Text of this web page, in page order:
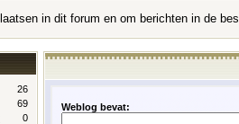
in dit forum en om berichten in de
Weblog bevat:
26
69
0